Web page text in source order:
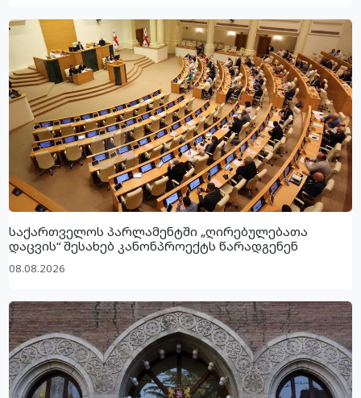
საქართველოს პარლამენტში „ღირებულებათა
დაცვის“ შესახებ კანონპროექტს წარადგენენ
08.08.2026